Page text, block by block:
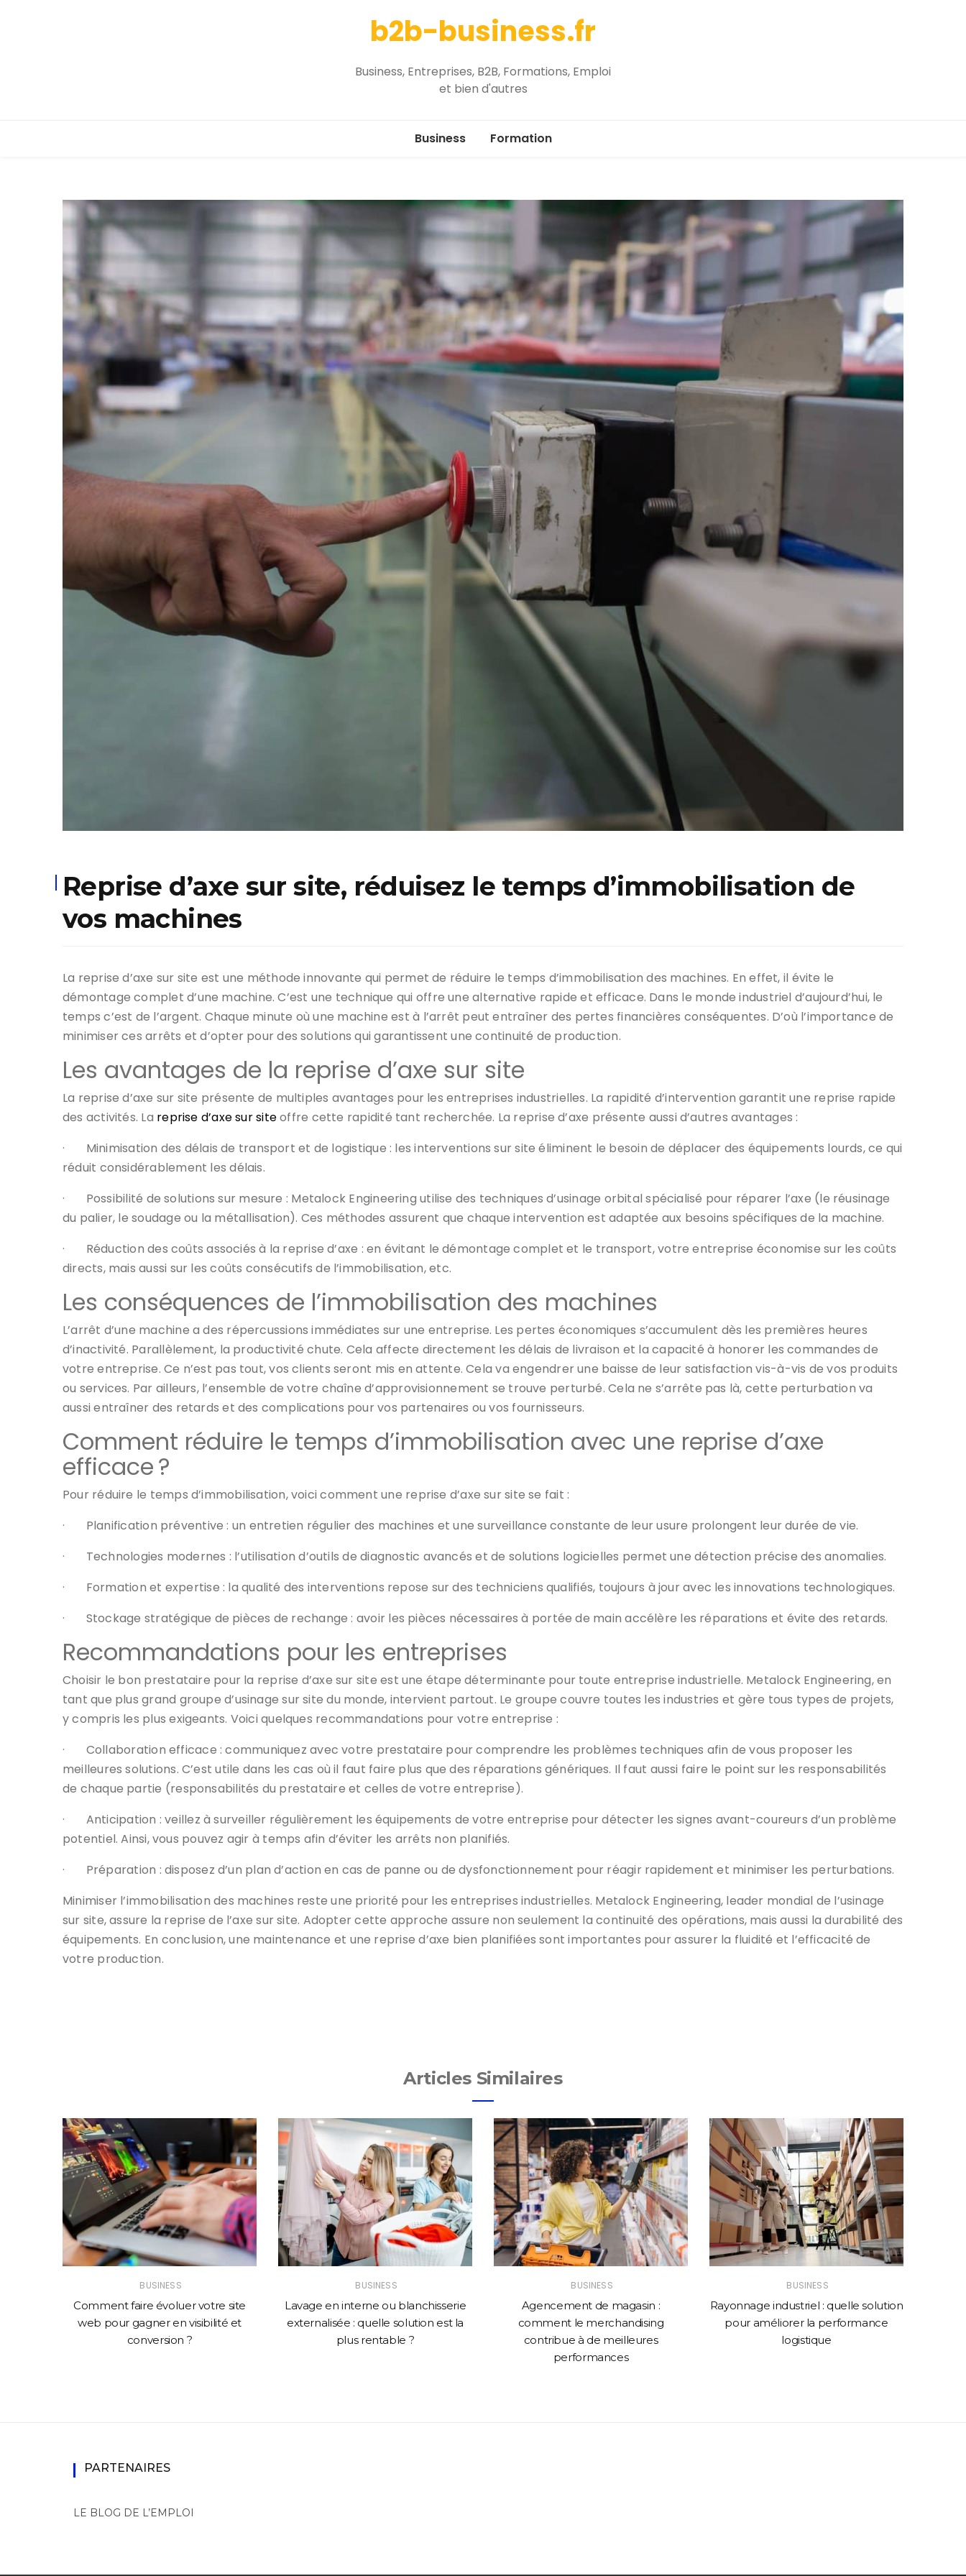
b2b-business.fr
Business, Entreprises, B2B, Formations, Emploi
et bien d'autres
Business Formation
Reprise d’axe sur site, réduisez le temps d’immobilisation de
vos machines
La reprise d’axe sur site est une méthode innovante qui permet de réduire le temps d’immobilisation des machines. En effet, il évite le
démontage complet d’une machine. C’est une technique qui offre une alternative rapide et efficace. Dans le monde industriel d’aujourd’hui, le
temps c’est de l’argent. Chaque minute où une machine est à l’arrêt peut entraîner des pertes financières conséquentes. D’où l’importance de
minimiser ces arrêts et d’opter pour des solutions qui garantissent une continuité de production.
Les avantages de la reprise d’axe sur site
La reprise d’axe sur site présente de multiples avantages pour les entreprises industrielles. La rapidité d’intervention garantit une reprise rapide
des activités. La reprise d’axe sur siteoffre cette rapidité tant recherchée. La reprise d’axe présente aussi d’autres avantages :
· Minimisation des délais de transport et de logistique : les interventions sur site éliminent le besoin de déplacer des équipements lourds, ce qui
réduit considérablement les délais.
· Possibilité de solutions sur mesure : Metalock Engineering utilise des techniques d’usinage orbital spécialisé pour réparer l’axe (le réusinage
du palier, le soudage ou la métallisation). Ces méthodes assurent que chaque intervention est adaptée aux besoins spécifiques de la machine.
· Réduction des coûts associés à la reprise d’axe : en évitant le démontage complet et le transport, votre entreprise économise sur les coûts
directs, mais aussi sur les coûts consécutifs de l’immobilisation, etc.
Les conséquences de l’immobilisation des machines
L’arrêt d’une machine a des répercussions immédiates sur une entreprise. Les pertes économiques s’accumulent dès les premières heures
d’inactivité. Parallèlement, la productivité chute. Cela affecte directement les délais de livraison et la capacité à honorer les commandes de
votre entreprise. Ce n’est pas tout, vos clients seront mis en attente. Cela va engendrer une baisse de leur satisfaction vis-à-vis de vos produits
ou services. Par ailleurs, l’ensemble de votre chaîne d’approvisionnement se trouve perturbé. Cela ne s’arrête pas là, cette perturbation va
aussi entraîner des retards et des complications pour vos partenaires ou vos fournisseurs.
Comment réduire le temps d’immobilisation avec une reprise d’axe
efficace ?
Pour réduire le temps d’immobilisation, voici comment une reprise d’axe sur site se fait :
· Planification préventive : un entretien régulier des machines et une surveillance constante de leur usure prolongent leur durée de vie.
· Technologies modernes : l’utilisation d’outils de diagnostic avancés et de solutions logicielles permet une détection précise des anomalies.
· Formation et expertise : la qualité des interventions repose sur des techniciens qualifiés, toujours à jour avec les innovations technologiques.
· Stockage stratégique de pièces de rechange : avoir les pièces nécessaires à portée de main accélère les réparations et évite des retards.
Recommandations pour les entreprises
Choisir le bon prestataire pour la reprise d’axe sur site est une étape déterminante pour toute entreprise industrielle. Metalock Engineering, en
tant que plus grand groupe d’usinage sur site du monde, intervient partout. Le groupe couvre toutes les industries et gère tous types de projets,
y compris les plus exigeants. Voici quelques recommandations pour votre entreprise :
· Collaboration efficace : communiquez avec votre prestataire pour comprendre les problèmes techniques afin de vous proposer les
meilleures solutions. C’est utile dans les cas où il faut faire plus que des réparations génériques. Il faut aussi faire le point sur les responsabilités
de chaque partie (responsabilités du prestataire et celles de votre entreprise).
· Anticipation : veillez à surveiller régulièrement les équipements de votre entreprise pour détecter les signes avant-coureurs d’un problème
potentiel. Ainsi, vous pouvez agir à temps afin d’éviter les arrêts non planifiés.
· Préparation : disposez d’un plan d’action en cas de panne ou de dysfonctionnement pour réagir rapidement et minimiser les perturbations.
Minimiser l’immobilisation des machines reste une priorité pour les entreprises industrielles. Metalock Engineering, leader mondial de l’usinage
sur site, assure la reprise de l’axe sur site. Adopter cette approche assure non seulement la continuité des opérations, mais aussi la durabilité des
équipements. En conclusion, une maintenance et une reprise d’axe bien planifiées sont importantes pour assurer la fluidité et l’efficacité de
votre production.
Articles Similaires
BUSINESS
Comment faire évoluer votre site
web pour gagner en visibilité et
conversion ?
BUSINESS
Lavage en interne ou blanchisserie
externalisée : quelle solution est la
plus rentable ?
BUSINESS
Agencement de magasin :
comment le merchandising
contribue à de meilleures
performances
BUSINESS
Rayonnage industriel : quelle solution
pour améliorer la performance
logistique
PARTENAIRES
LE BLOG DE L’EMPLOI